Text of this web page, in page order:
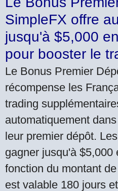
SimpleFX offre
jusqu'à $5,000
pour booster le
Le Bonus Premier
récompense les
trading
automatiquement
leur premier dépôt.
gagner jusqu'à $5,000
fonction du montant
est valable 180 jours